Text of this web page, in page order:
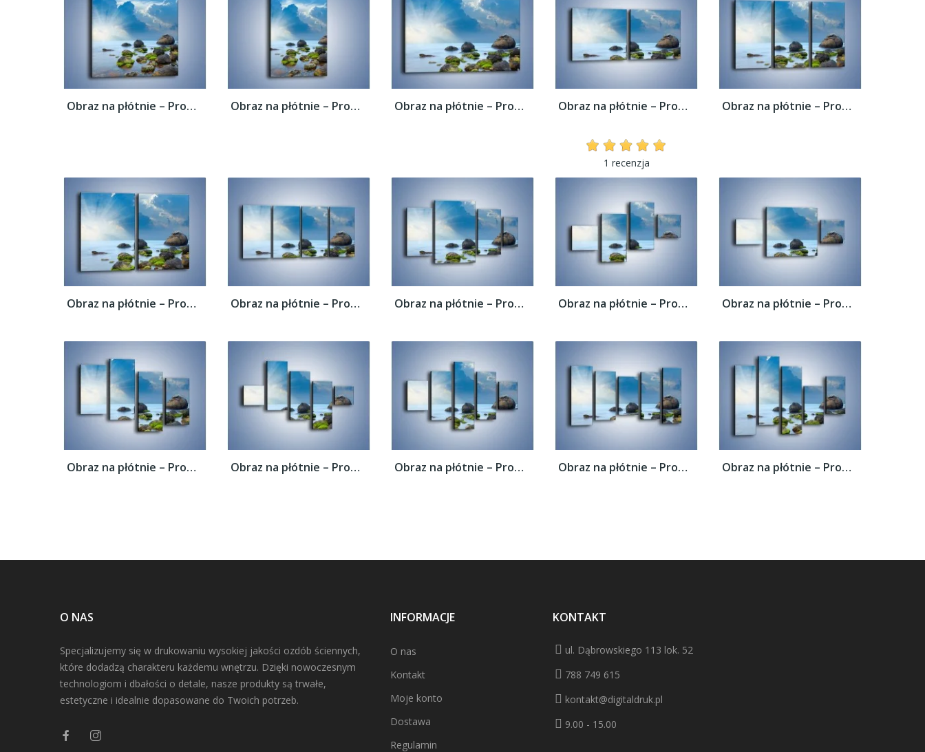
Obraz na płótnie – Promienie świetlne nad... Obraz na płótnie – Promienie świetlne nad... Obraz na płótnie – Promienie świetlne nad... Obraz na płótnie – Promienie świetlne nad...
1 recenzja
Obraz na płótnie – Promienie świetlne nad...
Obraz na płótnie – Promienie świetlne nad... Obraz na płótnie – Promienie świetlne nad... Obraz na płótnie – Promienie świetlne nad... Obraz na płótnie – Promienie świetlne nad... Obraz na płótnie – Promienie świetlne nad...
Obraz na płótnie – Promienie świetlne nad... Obraz na płótnie – Promienie świetlne nad... Obraz na płótnie – Promienie świetlne nad... Obraz na płótnie – Promienie świetlne nad... Obraz na płótnie – Promienie świetlne nad...
O NAS
Specjalizujemy się w drukowaniu wysokiej jakości ozdób ściennych,
które dodadzą charakteru każdemu wnętrzu. Dzięki nowoczesnym
technologiom i dbałości o detale, nasze produkty są trwałe,
estetyczne i idealnie dopasowane do Twoich potrzeb.
INFORMACJE
O nas
Kontakt
Moje konto
Dostawa
Regulamin
KONTAKT
ul. Dąbrowskiego 113 lok. 52
788 749 615
kontakt@digitaldruk.pl
9.00 - 15.00